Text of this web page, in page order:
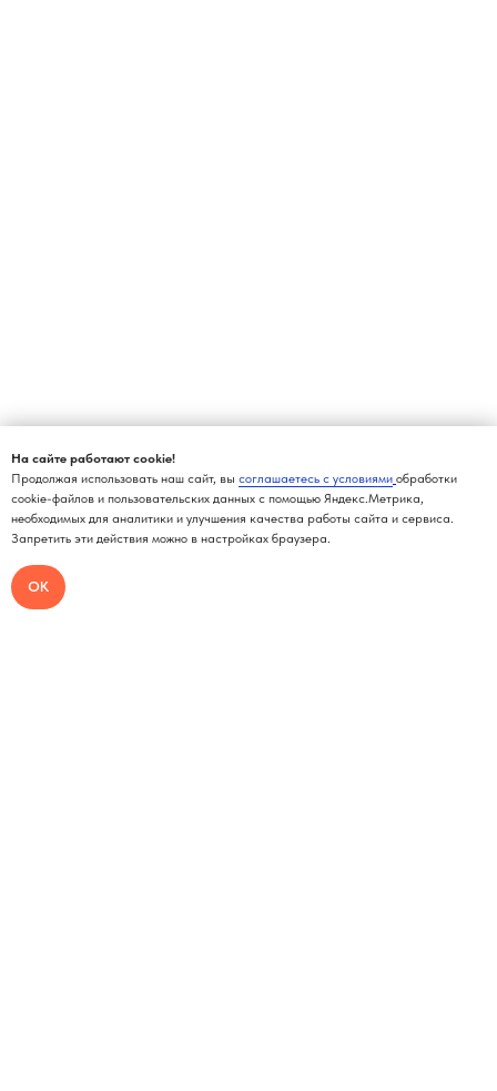
На сайте работают cookie!
Продолжая использовать наш сайт, вы соглашаетесь с условиями обработки
cookie-файлов и пользовательских данных с помощью Яндекс.Метрика,
необходимых для аналитики и улучшения качества работы сайта и сервиса.
Запретить эти действия можно в настройках браузера.
ОК